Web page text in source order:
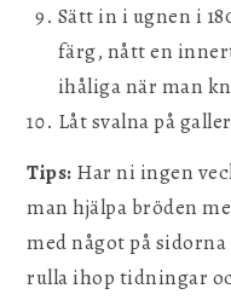
Sätt in i ugnen i
färg, nått en
ihåliga när man
Låt svalna på
Tips: Har ni ingen
man hjälpa bröden
med något på
rulla ihop tidningar